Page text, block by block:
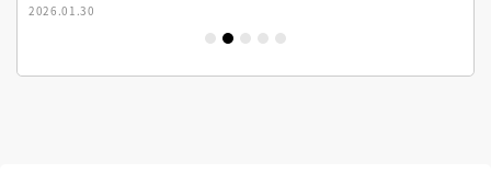
2026.01.30